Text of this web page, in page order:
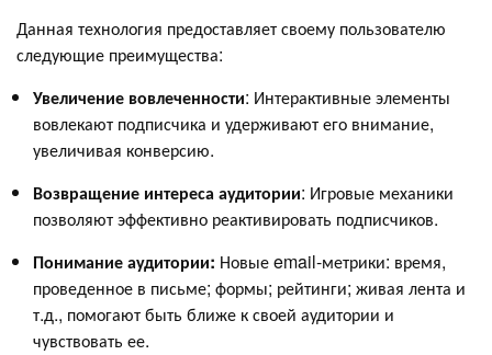
Данная технология предоставляет своему пользователю
следующие преимущества:
Увеличение вовлеченности: Интерактивные элементы
вовлекают подписчика и удерживают его внимание,
увеличивая конверсию.
Возвращение интереса аудитории: Игровые механики
позволяют эффективно реактивировать подписчиков.
Понимание аудитории: Новые email-метрики: время,
проведенное в письме; формы; рейтинги; живая лента и
т.д., помогают быть ближе к своей аудитории и
чувствовать ее.